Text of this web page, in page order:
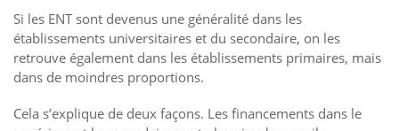
Si les ENT sont devenus une généralité dans les
établissements universitaires et du secondaire, on les
retrouve également dans les établissements primaires, mais
dans de moindres proportions.
Cela s’explique de deux façons. Les financements dans le